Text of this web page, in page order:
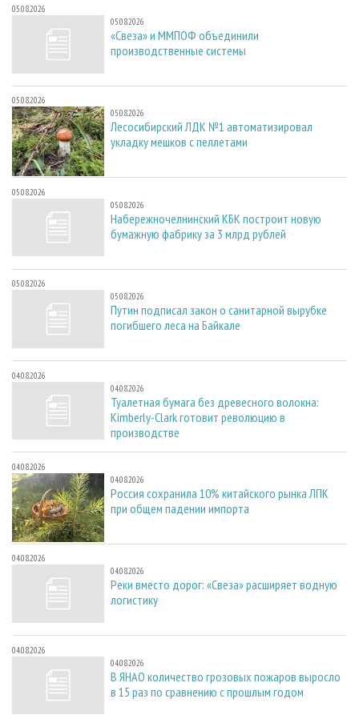
05.08.2026
05.08.2026
«Свеза» и ММПОФ объединили
производственные системы
05.08.2026
05.08.2026
Лесосибирский ЛДК №1 автоматизировал
укладку мешков с пеллетами
05.08.2026
05.08.2026
Набережночелнинский КБК построит новую
бумажную фабрику за 3 млрд рублей
05.08.2026
05.08.2026
Путин подписал закон о санитарной вырубке
погибшего леса на Байкале
04.08.2026
04.08.2026
Туалетная бумага без древесного волокна:
Kimberly-Clark готовит революцию в
производстве
04.08.2026
04.08.2026
Россия сохранила 10% китайского рынка ЛПК
при общем падении импорта
04.08.2026
04.08.2026
Реки вместо дорог: «Свеза» расширяет водную
логистику
04.08.2026
04.08.2026
В ЯНАО количество грозовых пожаров выросло
в 15 раз по сравнению с прошлым годом